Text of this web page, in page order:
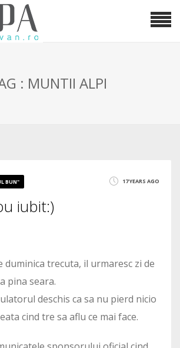
: MUNTII ALPI
BUN" 17 YEARS AGO
iubit:)
duminica trecuta, il urmaresc zi de
pina seara.
deschis ca sa nu pierd nicio
cind tre sa aflu ce mai face.